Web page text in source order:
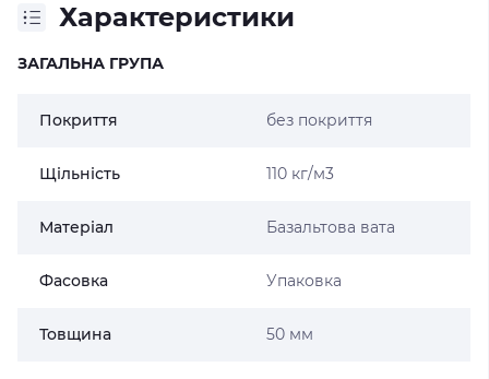
Характеристики
ЗАГАЛЬНА ГРУПА
Покриття без покриття
Щільність 110 кг/м3
Матеріал Базальтова вата
Фасовка Упаковка
Товщина 50 мм